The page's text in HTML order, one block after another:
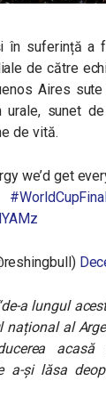
în suferință a
de către
Aires
urale, sunet
de vită.
we’d get
de-a lungul
național al
acasă
a-și lăsa